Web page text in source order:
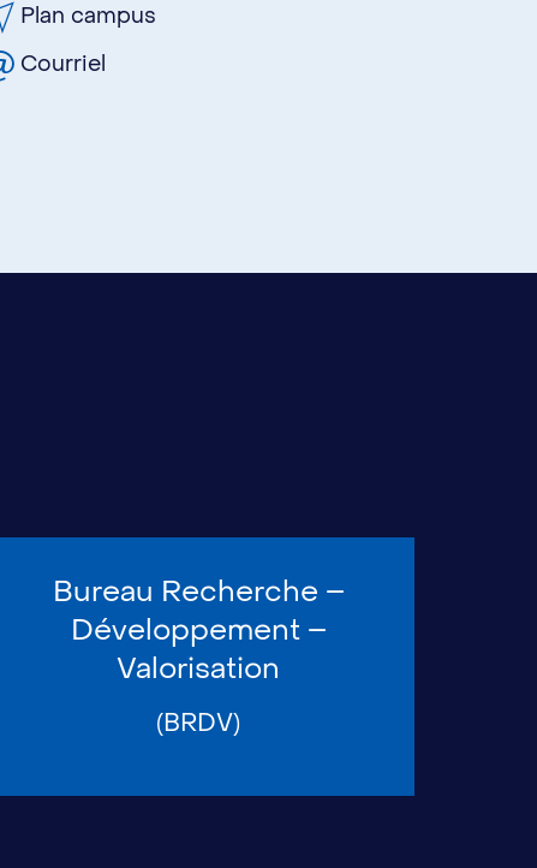
Plan campus
Courriel
Bureau Recherche –
Développement –
Valorisation
(BRDV)